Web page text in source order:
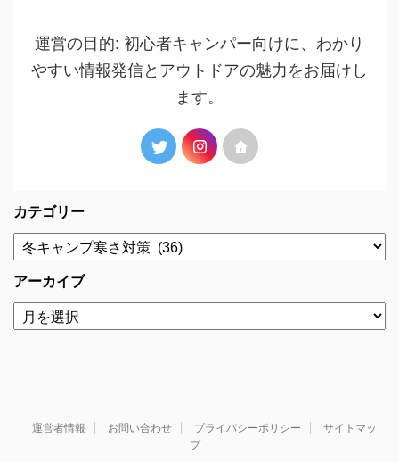
運営の目的: 初心者キャンパー向けに、わかり
やすい情報発信とアウトドアの魅力をお届けし
ます。
カテゴリー
アーカイブ
運営者情報 お問い合わせ プライバシーポリシー
サイトマッ
プ